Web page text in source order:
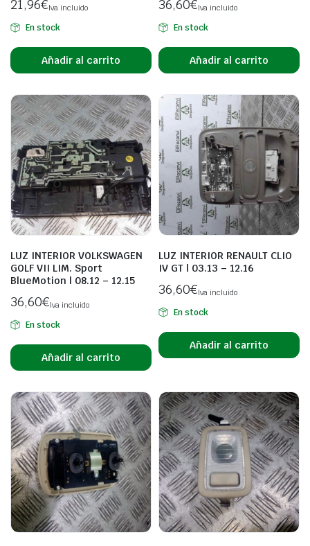
21,96€Iva incluido
En stock
Añadir al carrito
36,60€Iva incluido
En stock
Añadir al carrito
LUZ INTERIOR VOLKSWAGEN
GOLF VII LIM. Sport
BlueMotion | 08.12 – 12.15
36,60€Iva incluido
En stock
Añadir al carrito
LUZ INTERIOR RENAULT CLIO
IV GT | 03.13 – 12.16
36,60€Iva incluido
En stock
Añadir al carrito